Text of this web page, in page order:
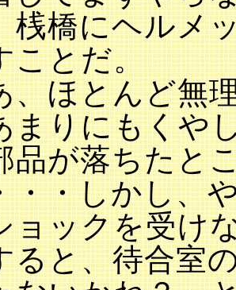
桟橋にヘルメ
ことだ。
ほとんど無
まりにもくや
品が落ちたと
・・しかし、
ョックを受け
ると、待合室